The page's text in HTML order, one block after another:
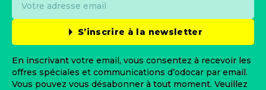
S’inscrire à la newsletter
En inscrivant votre email, vous consentez à recevoir les
offres spéciales et communications d’odocar par email.
Vous pouvez vous désabonner à tout moment. Veuillez